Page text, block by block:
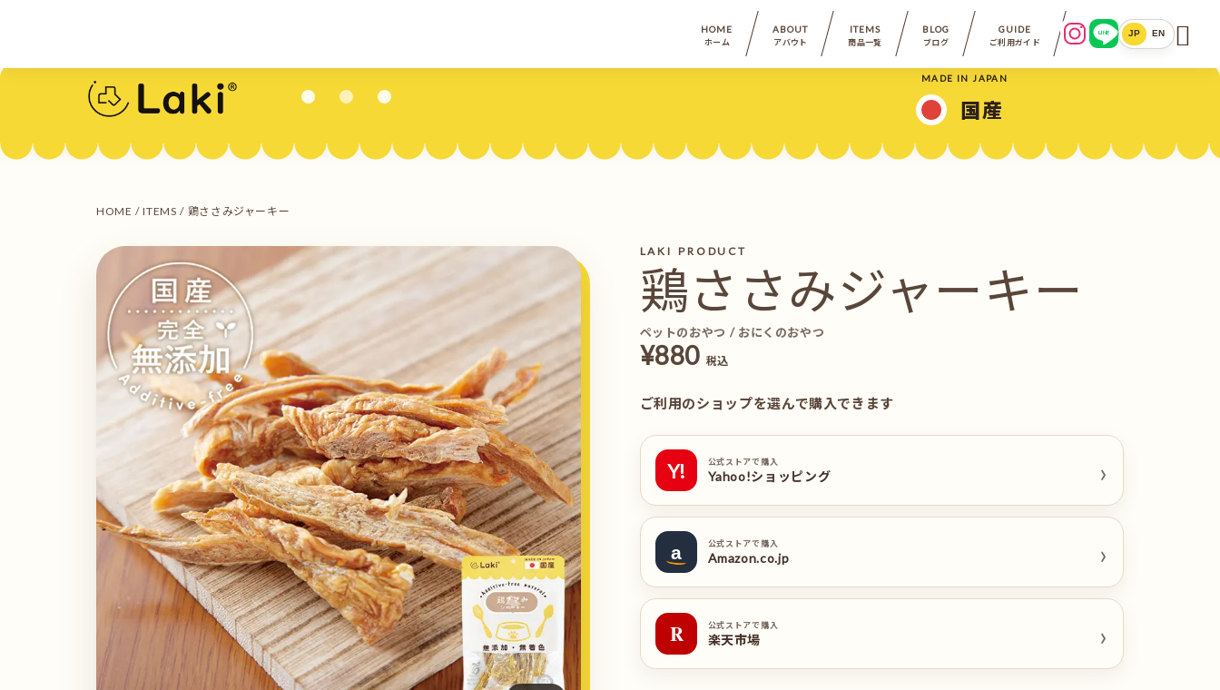
HOME
ホーム
ABOUT
アバウト
ITEMS
商品一覧
BLOG
ブログ
GUIDE
ご利用ガイド
LINE JP EN 
MADE IN JAPAN
国産
HOME /ITEMS / 鶏ささみジャーキー
LAKI PRODUCT
鶏ささみジャーキー
ペットのおやつ / おにくのおやつ
¥880 税込
ご利用のショップを選んで購入できます
Y! 公式ストアで購入
Yahoo!ショッピング ›
a 公式ストアで購入
Amazon.co.jp ›
R 公式ストアで購入
楽天市場 ›